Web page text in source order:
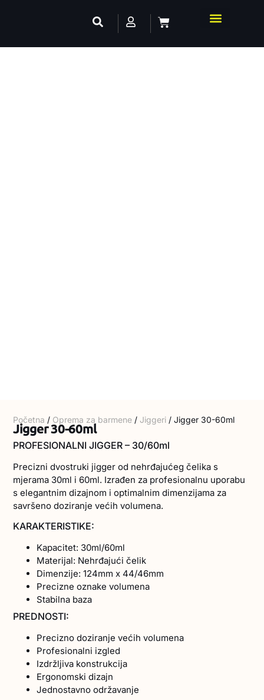
Početna / Oprema za barmene / Jiggeri / Jigger 30-60ml
Jigger 30-60ml
PROFESIONALNI JIGGER – 30/60ml
Precizni dvostruki jigger od nehrđajućeg čelika s
mjerama 30ml i 60ml. Izrađen za profesionalnu uporabu
s elegantnim dizajnom i optimalnim dimenzijama za
savršeno doziranje većih volumena.
KARAKTERISTIKE:
Kapacitet: 30ml/60ml
Materijal: Nehrđajući čelik
Dimenzije: 124mm x 44/46mm
Precizne oznake volumena
Stabilna baza
PREDNOSTI:
Precizno doziranje većih volumena
Profesionalni izgled
Izdržljiva konstrukcija
Ergonomski dizajn
Jednostavno održavanje